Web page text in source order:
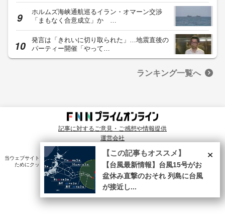
ホルムズ海峡通航巡るイラン・オマーン交渉
「まもなく合意成立」か …
発言は「きれいに切り取られた」…地震直後の
パーティー開催「やって…
ランキング一覧へ
記事に対するご意見・ご感想や情報提供
運営会社
© Fuji News Network, Inc. All rights reserved.
当ウェブサイトでは、ユーザのニーズ・興味・関⼼に合致したコンテンツや広告配信を提供する
ためにクッキーを使⽤しています。詳細は、プライバシーポリシー をご確認ください。
×
【この記事もオススメ】
【台風最新情報】台風15号がお
盆休み直撃のおそれ 列島に台風
が接近し...